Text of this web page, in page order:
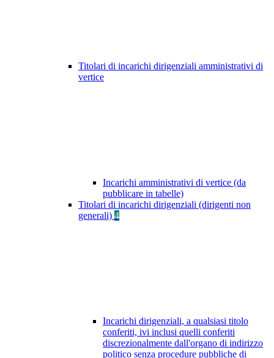
Titolari di incarichi dirigenziali amministrativi di
vertice
Incarichi amministrativi di vertice (da
pubblicare in tabelle)
Titolari di incarichi dirigenziali (dirigenti non
generali) 4
Incarichi dirigenziali, a qualsiasi titolo
conferiti, ivi inclusi quelli conferiti
discrezionalmente dall'organo di indirizzo
politico senza procedure pubbliche di